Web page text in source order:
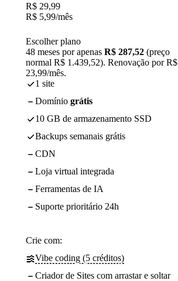
R$ 29,99
R$ 5,99/mês
Escolher plano
48 meses por apenas R$ 287,52 (preço
normal R$ 1.439,52). Renovação por R$
23,99/mês.
1 site
Domínio grátis
10 GB de armazenamento SSD
Backups semanais grátis
CDN
Loja virtual integrada
Ferramentas de IA
Suporte prioritário 24h
Crie com:
Vibe coding (5 créditos)
Criador de Sites com arrastar e soltar